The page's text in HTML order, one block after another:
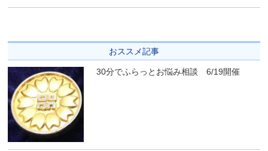
おススメ記事
30分でふらっとお悩み相談 6/19開催